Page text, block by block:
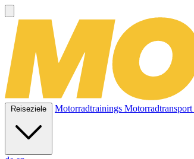
Reiseziele Motorradtrainings Motorradtransport